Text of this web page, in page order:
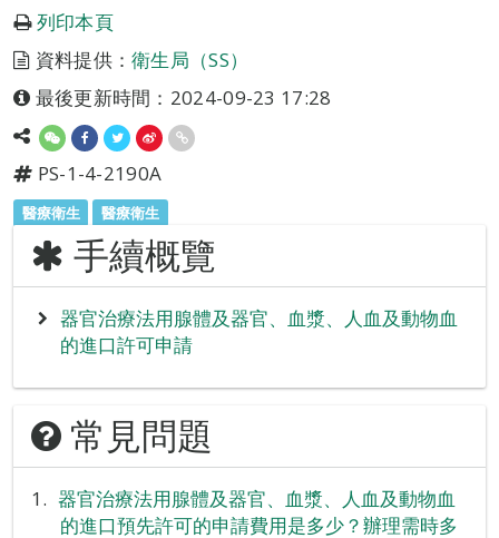
列印本頁
資料提供：衛生局（SS）
最後更新時間：2024-09-23 17:28
PS-1-4-2190A
醫療衛生 醫療衛生
手續概覽
器官治療法用腺體及器官、血漿、人血及動物血
的進口許可申請
常見問題
器官治療法用腺體及器官、血漿、人血及動物血
的進口預先許可的申請費用是多少？辦理需時多